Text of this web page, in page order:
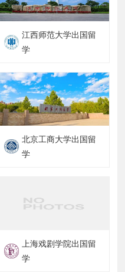
江西师范大学出国留
学
北京工商大学出国留
学
上海戏剧学院出国留
学